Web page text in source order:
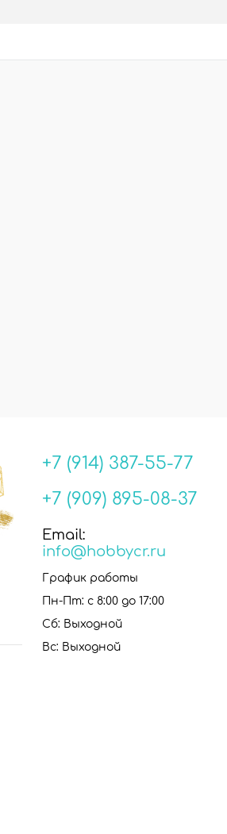
+7 (914) 387-55-77
+7 (909) 895-08-37
Email:
info@hobbycr.ru
График работы
Пн-Пт: с 8:00 до 17:00
Сб: Выходной
Вс: Выходной